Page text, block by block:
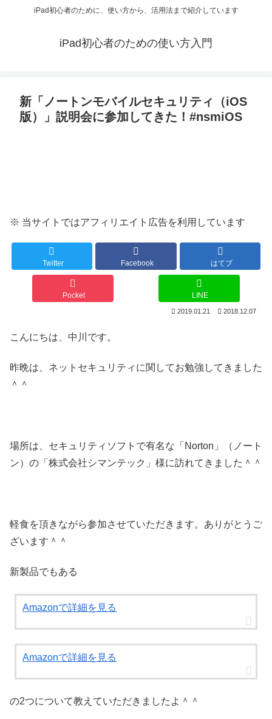
iPad初心者のために、使い方から、活用法まで紹介しています
iPad初心者のための使い方入門
新「ノートンモバイルセキュリティ（iOS
版）」説明会に参加してきた！#nsmiOS
※ 当サイトではアフィリエイト広告を利用しています
Twitter Facebook はてブ
Pocket LINE
2019.01.21 2018.12.07
こんにちは、中川です。
昨晩は、ネットセキュリティに関してお勉強してきました
＾＾
場所は、セキュリティソフトで有名な「Norton」（ノート
ン）の「株式会社シマンテック」様に訪れてきました＾＾
軽食を頂きながら参加させていただきます。ありがとうご
ざいます＾＾
新製品でもある
Amazonで詳細を見る
Amazonで詳細を見る
の2つについて教えていただきましたよ＾＾